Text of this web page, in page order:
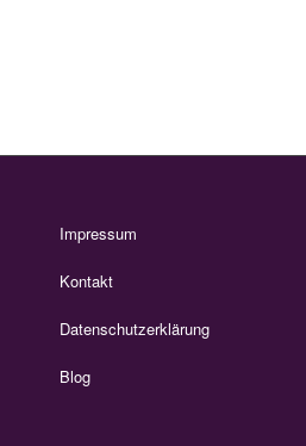
Impressum
Kontakt
Datenschutzerklärung
Blog